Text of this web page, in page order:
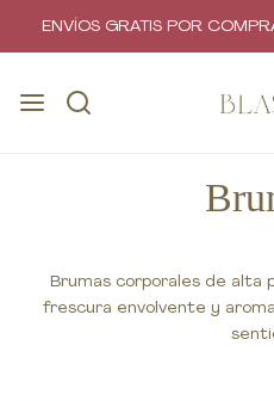
ENVÍOS GRATIS POR
Brumas corporales de alta
frescura envolvente y